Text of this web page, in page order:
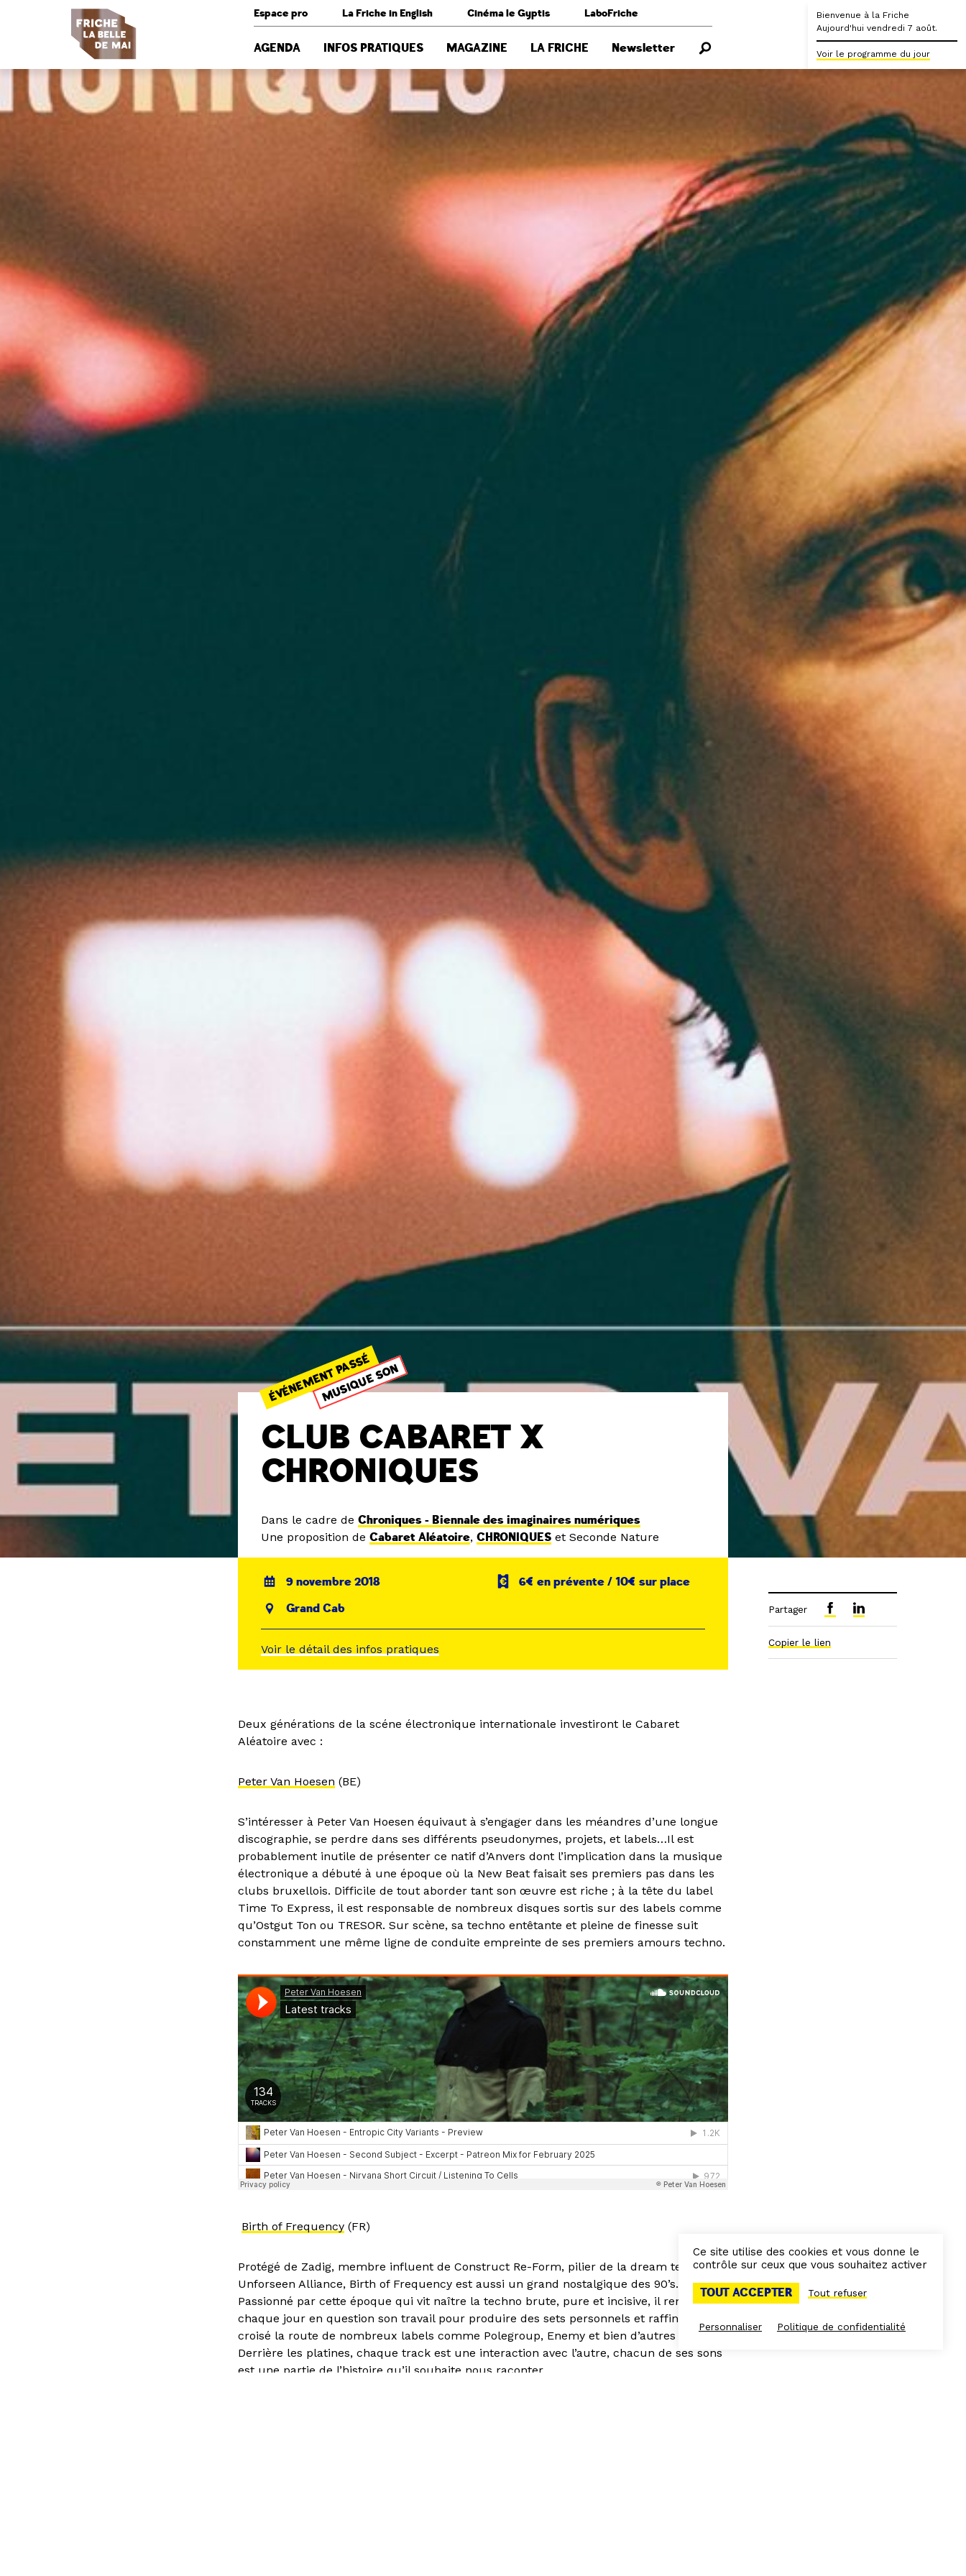
Espace pro La Friche in English Cinéma le Gyptis LaboFriche
AGENDA INFOS PRATIQUES MAGAZINE LA FRICHE Newsletter
Bienvenue à la Friche
Aujourd'hui vendredi 7 août.
Voir le programme du jour
ÉVÉNEMENT PASSÉ
MUSIQUE SON
CLUB CABARET X
CHRONIQUES
Dans le cadre deChroniques - Biennale des imaginaires numériques
Une proposition deCabaret Aléatoire,CHRONIQUES et Seconde Nature
9 novembre 2018
6€ en prévente / 10€ sur place
Grand Cab
Voir le détail des infos pratiques
Deux générations de la scéne électronique internationale investiront le Cabaret
Aléatoire avec :
Peter Van Hoesen (BE)
S’intéresser à Peter Van Hoesen équivaut à s’engager dans les méandres d’une longue
discographie, se perdre dans ses différents pseudonymes, projets, et labels…Il est
probablement inutile de présenter ce natif d’Anvers dont l’implication dans la musique
électronique a débuté à une époque où la New Beat faisait ses premiers pas dans les
clubs bruxellois. Difficile de tout aborder tant son œuvre est riche ; à la tête du label
Time To Express, il est responsable de nombreux disques sortis sur des labels comme
qu’Ostgut Ton ou TRESOR. Sur scène, sa techno entêtante et pleine de finesse suit
constamment une même ligne de conduite empreinte de ses premiers amours techno.
Birth of Frequency (FR)
Protégé de Zadig, membre influent de Construct Re-Form, pilier de la dream team
Unforseen Alliance, Birth of Frequency est aussi un grand nostalgique des 90’s.
Passionné par cette époque qui vit naître la techno brute, pure et incisive, il remet
chaque jour en question son travail pour produire des sets personnels et raffinés. Il a
croisé la route de nombreux labels comme Polegroup, Enemy et bien d’autres encore…
Derrière les platines, chaque track est une interaction avec l’autre, chacun de ses sons
est une partie de l’histoire qu’il souhaite nous raconter.
Partager
Copier le lien
Panneau de gestion des cookies
Ce site utilise des cookies et vous donne le
contrôle sur ceux que vous souhaitez activer
TOUT ACCEPTER Tout refuser
Personnaliser Politique de confidentialité